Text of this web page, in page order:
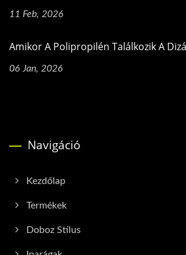
11 Feb, 2026
Amikor A Polipropilén Találkozik A
06 Jan, 2026
Navigáció
Kezdőlap
Termékek
Doboz Stílus